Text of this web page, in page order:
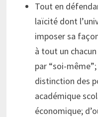
Tout en
laïcité dont
imposer sa
à tout un
par “soi-
distinction des
académique
économique;